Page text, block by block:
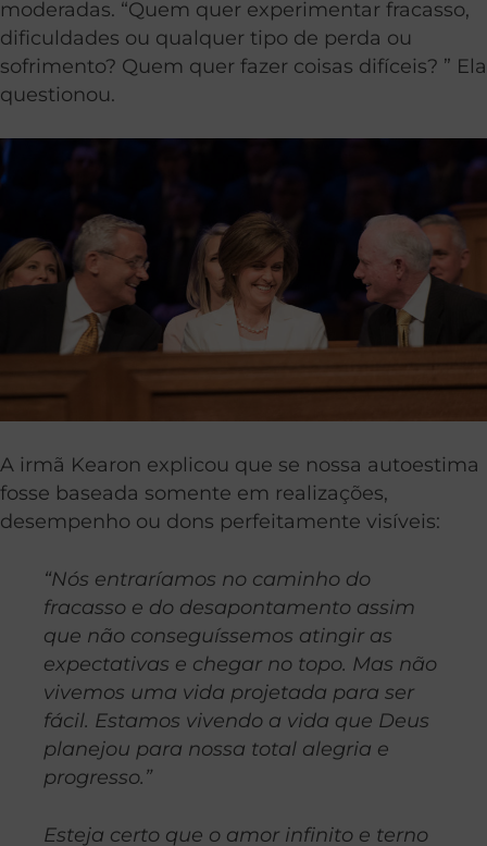
moderadas. “Quem quer experimentar fracasso,
dificuldades ou qualquer tipo de perda ou
sofrimento? Quem quer fazer coisas difíceis? ” Ela
questionou.
A irmã Kearon explicou que se nossa autoestima
fosse baseada somente em realizações,
desempenho ou dons perfeitamente visíveis:
“Nós entraríamos no caminho do
fracasso e do desapontamento assim
que não conseguíssemos atingir as
expectativas e chegar no topo. Mas não
vivemos uma vida projetada para ser
fácil. Estamos vivendo a vida que Deus
planejou para nossa total alegria e
progresso.”
Esteja certo que o amor infinito e terno